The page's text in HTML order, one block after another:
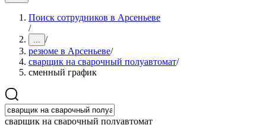
Поиск сотрудников в Арсеньеве
/
... /
резюме в Арсеньеве/
сварщик на сварочный полуавтомат/
сменный график
сварщик на сварочный полуавтомат